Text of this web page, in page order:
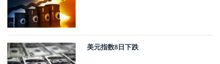
美元指数8日下跌